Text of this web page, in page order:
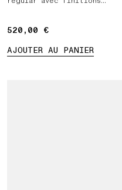
520,00 €
520,00 €
AJOUTER AU PANIER